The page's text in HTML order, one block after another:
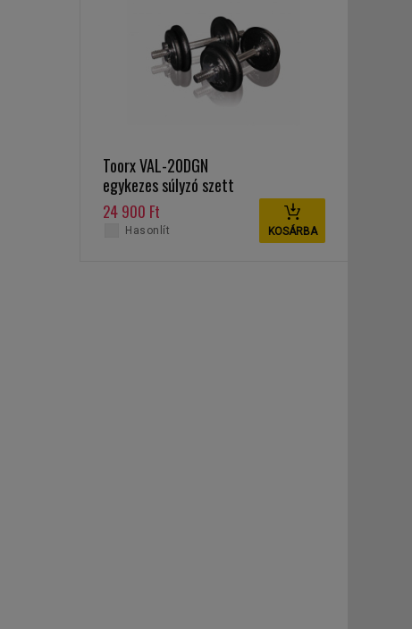
Toorx VAL-20DGN
egykezes súlyzó szett
20 kg
24 900 Ft
KOSÁRBA
Hasonlít